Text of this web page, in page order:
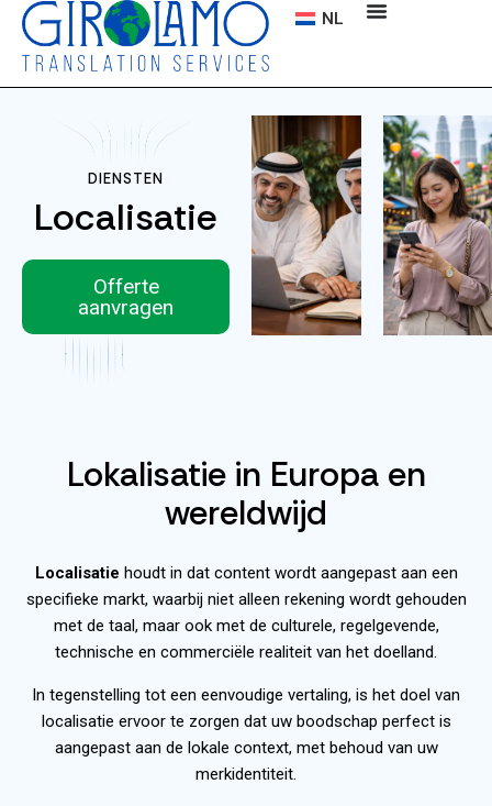
NL
DIENSTEN
Localisatie
Offerte
aanvragen
Lokalisatie in Europa en
wereldwijd
Localisatie houdt in dat content wordt aangepast aan een
specifieke markt, waarbij niet alleen rekening wordt gehouden
met de taal, maar ook met de culturele, regelgevende,
technische en commerciële realiteit van het doelland.
In tegenstelling tot een eenvoudige vertaling, is het doel van
localisatie ervoor te zorgen dat uw boodschap perfect is
aangepast aan de lokale context, met behoud van uw
merkidentiteit.